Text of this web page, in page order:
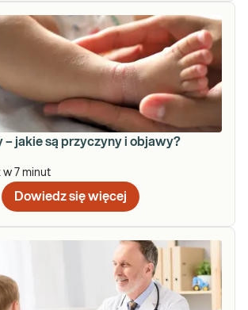
– jakie są przyczyny i objawy?
w 7 minut
Dowiedz się więcej